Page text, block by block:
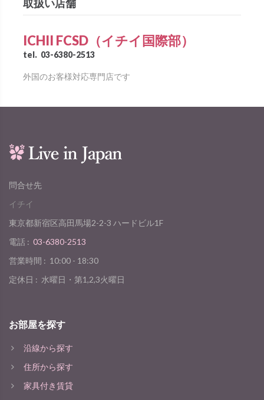
取扱い店舗
ICHII FCSD（イチイ国際部）
tel. 03-6380-2513
外国のお客様対応専門店です
問合せ先
イチイ
東京都新宿区高田馬場2-2-3 ハードビル1F
電話 : 03-6380-2513
営業時間 : 10:00 - 18:30
定休日 : 水曜日・第1,2,3火曜日
お部屋を探す
沿線から探す
住所から探す
家具付き賃貸